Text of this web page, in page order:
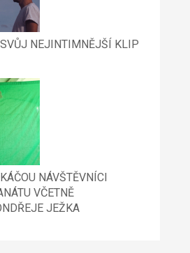
NEJINTIMNĚJŠÍ KLIP
NÁVŠTĚVNÍCI
VČETNĚ
JEŽKA